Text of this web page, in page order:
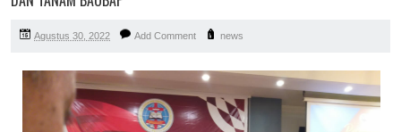
Agustus 30, 2022 Add Comment news